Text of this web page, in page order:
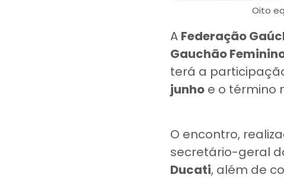
Oito
A Federação
Gauchão
terá a
junho e o término
O encontro,
secretário-geral
Ducati, além de